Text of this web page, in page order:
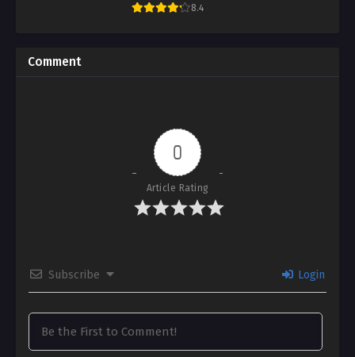
8.4
Comment
0
Article Rating
Subscribe Login